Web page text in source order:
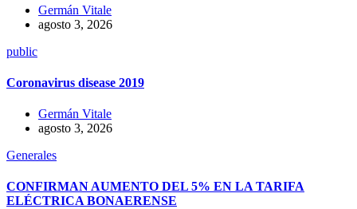
Germán Vitale
agosto 3, 2026
public
Coronavirus disease 2019
Germán Vitale
agosto 3, 2026
Generales
CONFIRMAN AUMENTO DEL 5% EN LA TARIFA
ELÉCTRICA BONAERENSE